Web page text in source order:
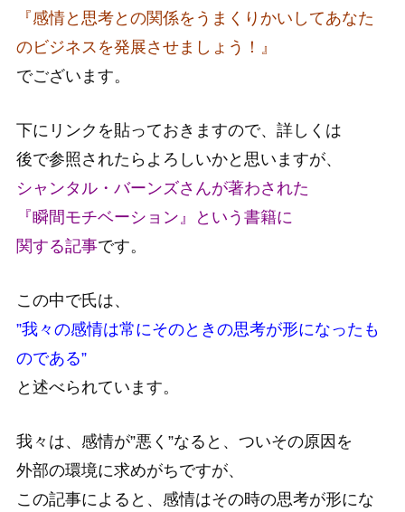
『感情と思考との関係をうまくりかいしてあなた
のビジネスを発展させましょう！』
でございます。
下にリンクを貼っておきますので、詳しくは
後で参照されたらよろしいかと思いますが、
シャンタル・バーンズさんが著わされた
『瞬間モチベーション』という書籍に
関する記事です。
この中で氏は、
”我々の感情は常にそのときの思考が形になったも
のである”
と述べられています。
我々は、感情が”悪く”なると、ついその原因を
外部の環境に求めがちですが、
この記事によると、感情はその時の思考が形にな